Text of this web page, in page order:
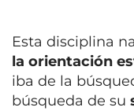
Esta disciplina
la orientación
iba de la
búsqueda de su